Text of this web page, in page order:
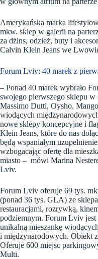
Amerykańska marka
mkw. sklep w galerii na
za dżins, odzież, buty i
Calvin Klein Jeans we
Forum Lviv: 40 marek z
– Ponad 40 marek wybrało
swojego pierwszego sklepu
Massimo Dutti, Oysho,
wiodących
nowe sklepy koncepcyjne i
Klein Jeans, które do nas
będą wspaniałym
wzbogacając ofertę dla
miasto – mówi Marina
Lviv.
Forum Lviv oferuje 69 tys.
(ponad 36 tys. GLA) ze
restauracjami, rozrywką,
podziemnym. Forum Lviv jest
unikalną mieszankę
i międzynarodowych. Obiekt
Oferuje 600 miejsc
Multi.